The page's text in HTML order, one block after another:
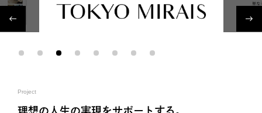
Project
理想の人生の実現をサポートする。